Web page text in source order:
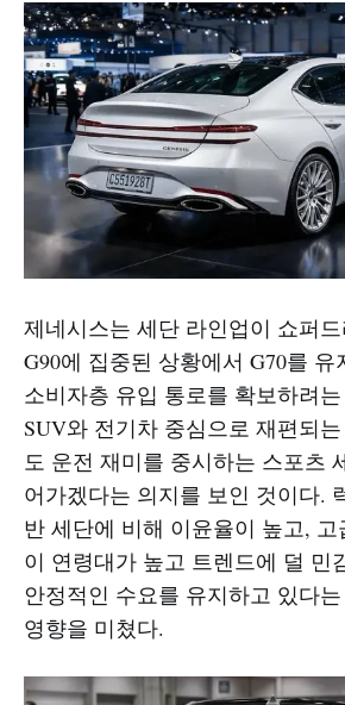
제네시스는 세단 라인업이 쇼퍼
G90에 집중된 상황에서 G70를
소비자층 유입 통로를 확보하려
SUV와 전기차 중심으로 재편되
도 운전 재미를 중시하는 스포츠
어가겠다는 의지를 보인 것이다.
반 세단에 비해 이윤율이 높고,
이 연령대가 높고 트렌드에 덜 민
안정적인 수요를 유지하고 있다
영향을 미쳤다.​